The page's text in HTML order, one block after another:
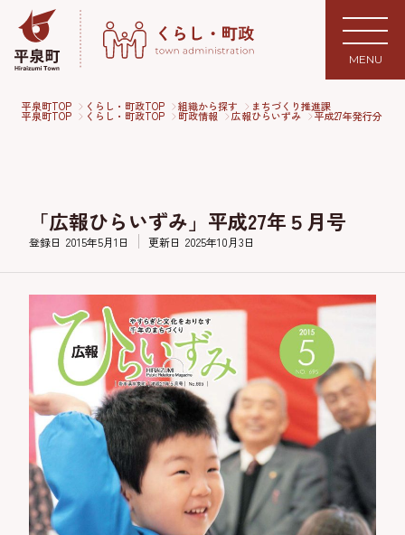
MENU
平泉町TOP くらし・町政TOP 組織から探す まちづくり推進課
平泉町TOP くらし・町政TOP 町政情報 広報ひらいずみ 平成27年発行分
「広報ひらいずみ」平成27年５月号
登録日 2015年5月1日 更新日 2025年10月3日